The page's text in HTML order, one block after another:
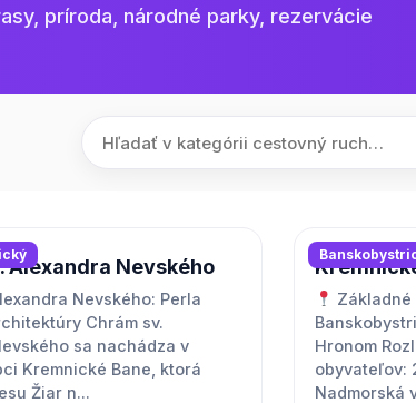
príroda, národné parky, rezervácie
Alexandra Nevského
Nevského: Perla
Chrám sv.
sa nachádza v
Kremnické Bane, ktorá
Žiar n...
Základné
Hronom
obyvateľov:
Nadmorská